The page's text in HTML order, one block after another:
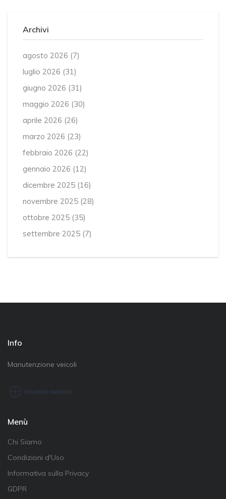
Archivi
agosto 2026 (7)
luglio 2026 (31)
giugno 2026 (31)
maggio 2026 (30)
aprile 2026 (26)
marzo 2026 (23)
febbraio 2026 (22)
gennaio 2026 (12)
dicembre 2025 (16)
novembre 2025 (28)
ottobre 2025 (35)
settembre 2025 (7)
Info
Manutenzione veicoli
Menù
Chi Siamo
Condizioni d'Uso
Informativa sulla Privacy
GDPR